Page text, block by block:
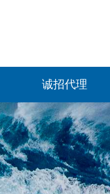
诚招代理